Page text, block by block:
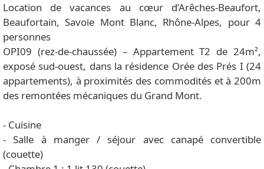
Location de vacances au cœur d’Arêches-Beaufort,
Beaufortain, Savoie Mont Blanc, Rhône-Alpes, pour 4
personnes
OPI09 (rez-de-chaussée) – Appartement T2 de 24m²,
exposé sud-ouest, dans la résidence Orée des Prés I (24
appartements), à proximités des commodités et à 200m
des remontées mécaniques du Grand Mont.
- Cuisine
- Salle à manger / séjour avec canapé convertible
(couette)